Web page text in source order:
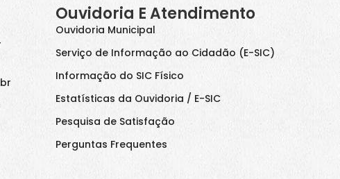
Ouvidoria E Atendimento
Ouvidoria Municipal
Serviço de Informação ao Cidadão (E-SIC)
Informação do SIC Físico
Estatísticas da Ouvidoria / E-SIC
Pesquisa de Satisfação
Perguntas Frequentes